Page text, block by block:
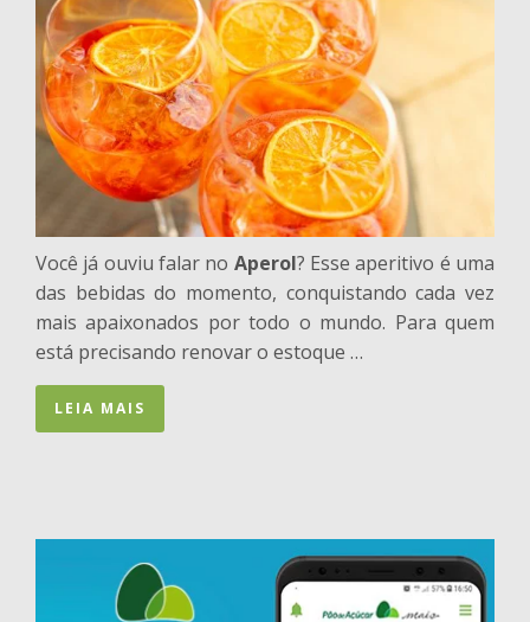
Você já ouviu falar no Aperol? Esse aperitivo é uma
das bebidas do momento, conquistando cada vez
mais apaixonados por todo o mundo. Para quem
está precisando renovar o estoque …
LEIA MAIS